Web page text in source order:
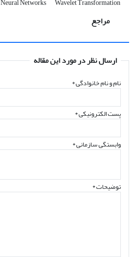
Neural Networks Wavelet Transformation
مراجع
ارسال نظر در مورد این مقاله
نام و نام خانوادگی*
پست الکترونیکی*
وابستگی سازمانی *
توضیحات *